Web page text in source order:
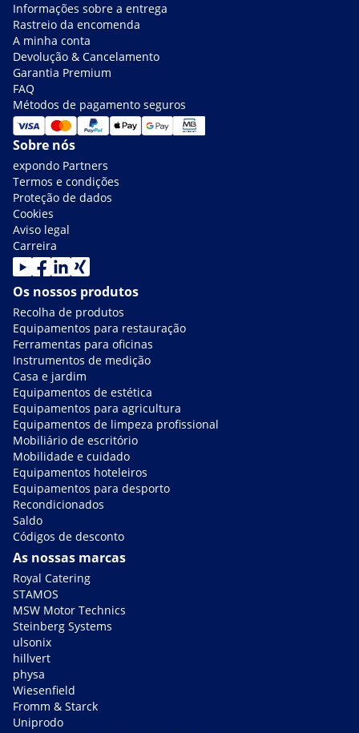
Informações sobre a entrega
Rastreio da encomenda
A minha conta
Devolução & Cancelamento
Garantia Premium
FAQ
Métodos de pagamento seguros
Sobre nós
expondo Partners
Termos e condições
Proteção de dados
Cookies
Aviso legal
Carreira
Os nossos produtos
Recolha de produtos
Equipamentos para restauração
Ferramentas para oficinas
Instrumentos de medição
Casa e jardim
Equipamentos de estética
Equipamentos para agricultura
Equipamentos de limpeza profissional
Mobiliário de escritório
Mobilidade e cuidado
Equipamentos hoteleiros
Equipamentos para desporto
Recondicionados
Saldo
Códigos de desconto
As nossas marcas
Royal Catering
STAMOS
MSW Motor Technics
Steinberg Systems
ulsonix
hillvert
physa
Wiesenfield
Fromm & Starck
Uniprodo